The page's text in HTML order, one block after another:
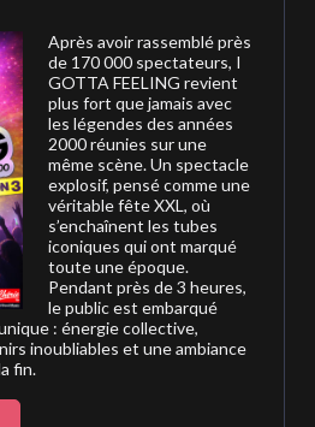
Après avoir rassemblé près
de 170 000 spectateurs, I
GOTTA FEELING revient
plus fort que jamais avec
les légendes des années
2000 réunies sur une
même scène. Un spectacle
explosif, pensé comme une
véritable fête XXL, où
s’enchaînent les tubes
iconiques qui ont marqué
toute une époque.
Pendant près de 3 heures,
le public est embarqué
: énergie collective,
inoubliables et une ambiance
fin.